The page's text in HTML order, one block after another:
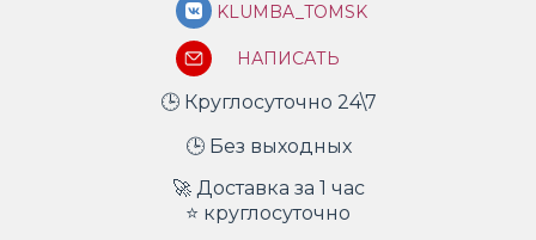
KLUMBA_TOMSK
НАПИСАТЬ
🕒 Круглосуточно 24\7
🕒 Без выходных
🚀 Доставка за 1 час
⭐ круглосуточно